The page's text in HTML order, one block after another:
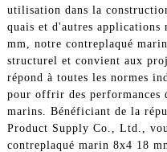
utilisation dans la
quais et d'autres applications
mm, notre contreplaqué
structurel et convient aux
répond à toutes les normes
pour offrir des performances
marins. Bénéficiant de la
Product Supply Co., Ltd.,
contreplaqué marin 8x4 18